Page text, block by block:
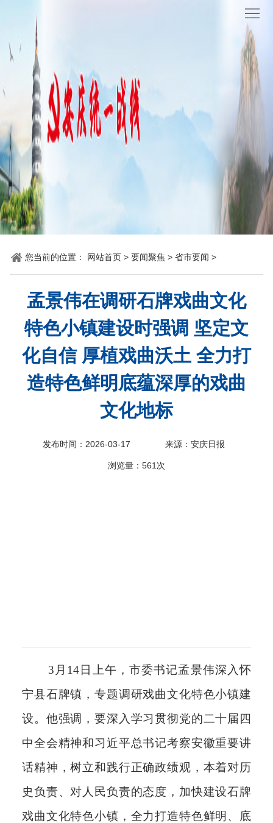
站
页
要
聚战
讯
各
动
态
机
关
党
建
他
山
之
石
理
论
园
统
战
您当前的位置： 网站首页 > 要闻聚焦 > 省市要闻 >
孟景伟在调研石牌戏曲文化
特色小镇建设时强调 坚定文
化自信 厚植戏曲沃土 全力打
造特色鲜明底蕴深厚的戏曲
文化地标
发布时间：2026-03-17 来源：安庆日报
浏览量： 561次
3月14日上午，市委书记孟景伟深入怀
宁县石牌镇，专题调研戏曲文化特色小镇建
设。他强调，要深入学习贯彻党的二十届四
中全会精神和习近平总书记考察安徽重要讲
话精神，树立和践行正确政绩观，本着对历
史负责、对人民负责的态度，加快建设石牌
戏曲文化特色小镇，全力打造特色鲜明、底